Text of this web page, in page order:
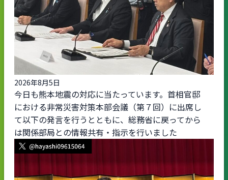
2026年8月5日
今日も熊本地震の対応に当たっています。首相官邸
における非常災害対策本部会議（第７回）に出席し
て以下の発言を行うとともに、総務省に戻ってから
は関係部局との情報共有・指示を行いました